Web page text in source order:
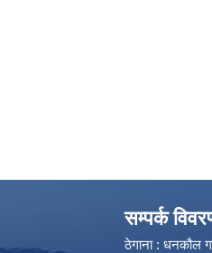
सम्पर्क
ठेगाना : धनकौल